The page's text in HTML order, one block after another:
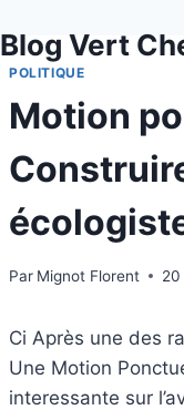
au
contenu
Blog Vert
POLITIQUE
Motion
Par Mignot Florent 20
Ci Après une des
Une Motion
interessante sur